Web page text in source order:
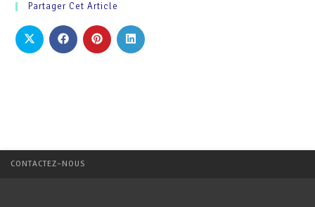
Partager Cet Article
CONTACTEZ-NOUS